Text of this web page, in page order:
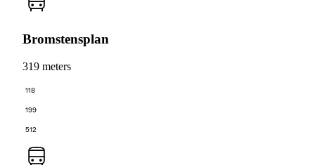
Bromstensplan
319 meters
118
199
512